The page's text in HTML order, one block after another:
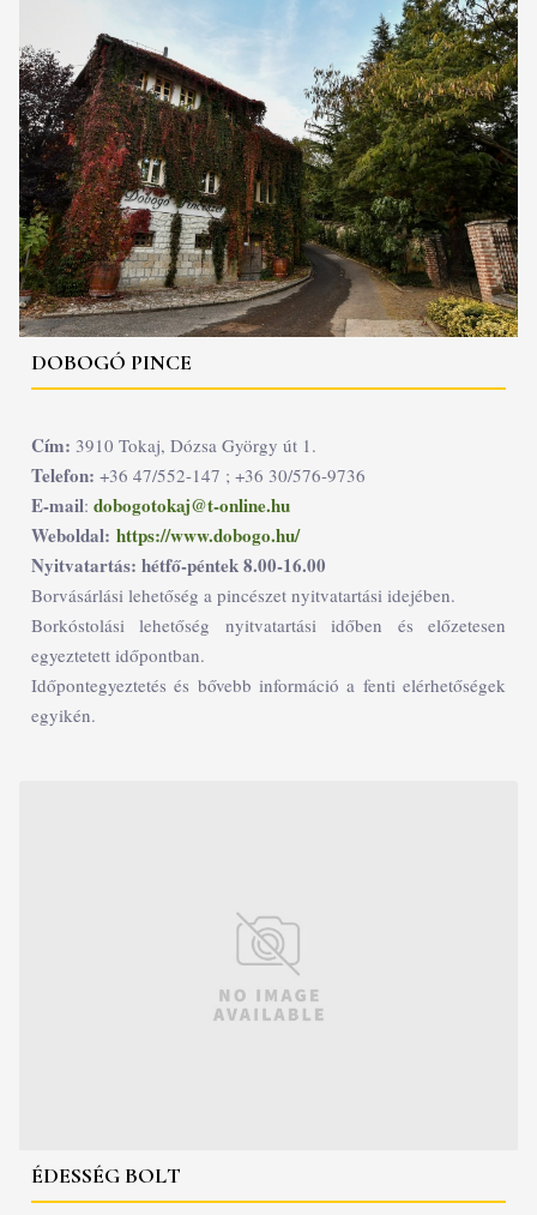
DOBOGÓ PINCE
Cím: 3910 Tokaj, Dózsa György út 1.
Telefon: +36 47/552-147 ; +36 30/576-9736
E-mail: dobogotokaj@t-online.hu
Weboldal: https://www.dobogo.hu/
Nyitvatartás: hétfő-péntek 8.00-16.00
Borvásárlási lehetőség a pincészet nyitvatartási idejében.
Borkóstolási lehetőség nyitvatartási időben és előzetesen
egyeztetett időpontban.
Időpontegyeztetés és bővebb információ a fenti elérhetőségek
egyikén.
ÉDESSÉG BOLT